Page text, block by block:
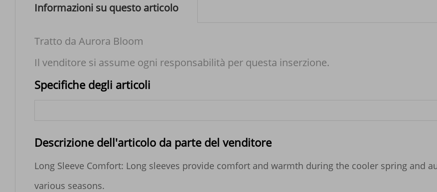
Informazioni su questo articolo
Tratto da Aurora Bloom
Il venditore si assume ogni responsabilità per questa inserzione.
Specifiche degli articoli
Descrizione dell'articolo da parte del venditore
Long Sleeve Comfort: Long sleeves provide comfort and warmth during the cooler spring and
various seasons.